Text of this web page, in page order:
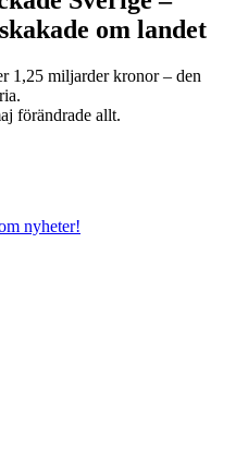
om landet
1,25 miljarder kronor – den
förändrade allt.
nyheter!